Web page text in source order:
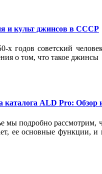
и культ джинсов в СССР
х годов советский
о том, что такое джинсы
каталога ALD Pro: Обзор
мы подробно рассмотрим,
ее основные функции, и